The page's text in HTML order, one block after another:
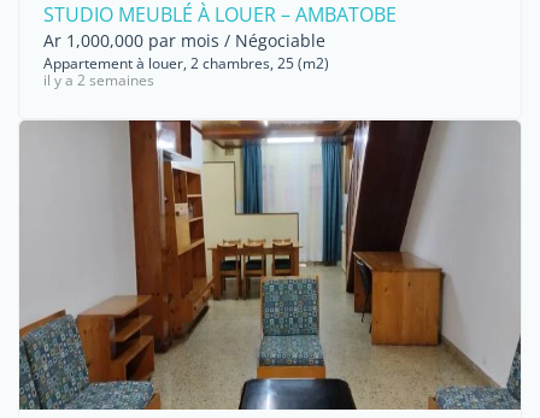
STUDIO MEUBLÉ À LOUER – AMBATOBE
Ar 1,000,000 par mois / Négociable
Appartement à louer, 2 chambres, 25 (m2)
il y a 2 semaines